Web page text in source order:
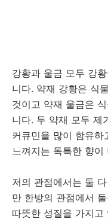
강황과 울금 모두 강
니다. 약재 강황은 식
것이고 약재 울금은
니다. 두 약재 모두 제
커큐민을 많이 함유하
느껴지는 독특한 향이
저의 관점에서는 둘
만 한방의 관점에서
따뜻한 성질을 가지